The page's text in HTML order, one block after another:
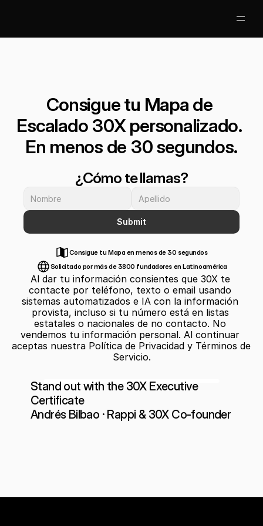
Mentores
Nosotros
Acceso Alumnos
Consigue tu Mapa de
Escalado 30X personalizado.
En menos de 30 segundos.
¿Cómo te llamas?
Submit
Consigue tu Mapa en menos de 30 segundos
Solicitado por más de 3800 fundadores en Latinoamérica
Al dar tu información consientes que 30X te
contacte por teléfono, texto o email usando
sistemas automatizados e IA con la información
provista, incluso si tu número está en listas
estatales o nacionales de no contacto. No
vendemos tu información personal. Al continuar
aceptas nuestra Política de Privacidad y Términos de
Servicio.
Stand out with the 30X Executive
Certificate
Andrés Bilbao · Rappi & 30X Co-founder